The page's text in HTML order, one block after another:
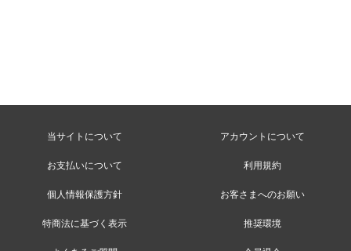
当サイトについて アカウントについて
お支払いについて 利用規約
個人情報保護方針 お客さまへのお願い
特商法に基づく表示 推奨環境